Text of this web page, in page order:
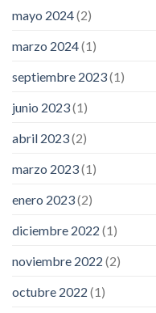
mayo 2024(2)
marzo 2024(1)
septiembre 2023(1)
junio 2023(1)
abril 2023(2)
marzo 2023(1)
enero 2023(2)
diciembre 2022 (1)
noviembre 2022 (2)
octubre 2022 (1)